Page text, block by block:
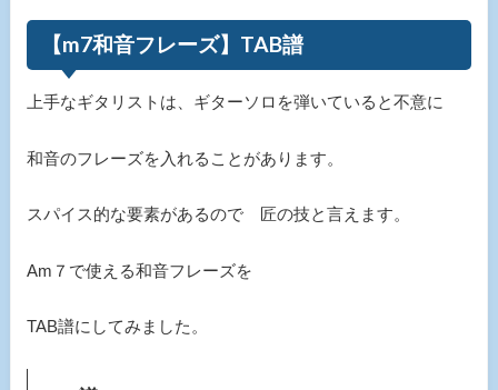
【m7和音フレーズ】TAB譜
上手なギタリストは、ギターソロを弾いていると不意に
和音のフレーズを入れることがあります。
スパイス的な要素があるので 匠の技と言えます。
Am７で使える和音フレーズを
TAB譜にしてみました。